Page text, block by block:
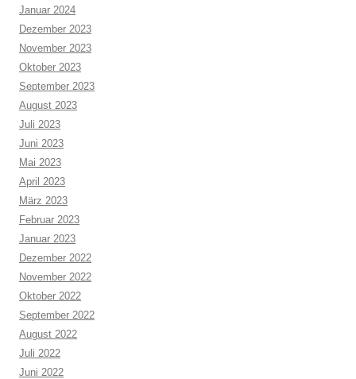
Januar 2024
Dezember 2023
November 2023
Oktober 2023
September 2023
August 2023
Juli 2023
Juni 2023
Mai 2023
April 2023
März 2023
Februar 2023
Januar 2023
Dezember 2022
November 2022
Oktober 2022
September 2022
August 2022
Juli 2022
Juni 2022